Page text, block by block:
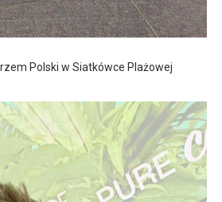
Polski w Siatkówce Plażowej